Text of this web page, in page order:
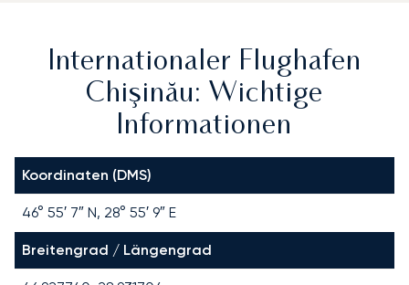
Internationaler Flughafen
Chişinău: Wichtige
Informationen
Koordinaten (DMS)
46° 55′ 7″ N, 28° 55′ 9″ E
Breitengrad / Längengrad